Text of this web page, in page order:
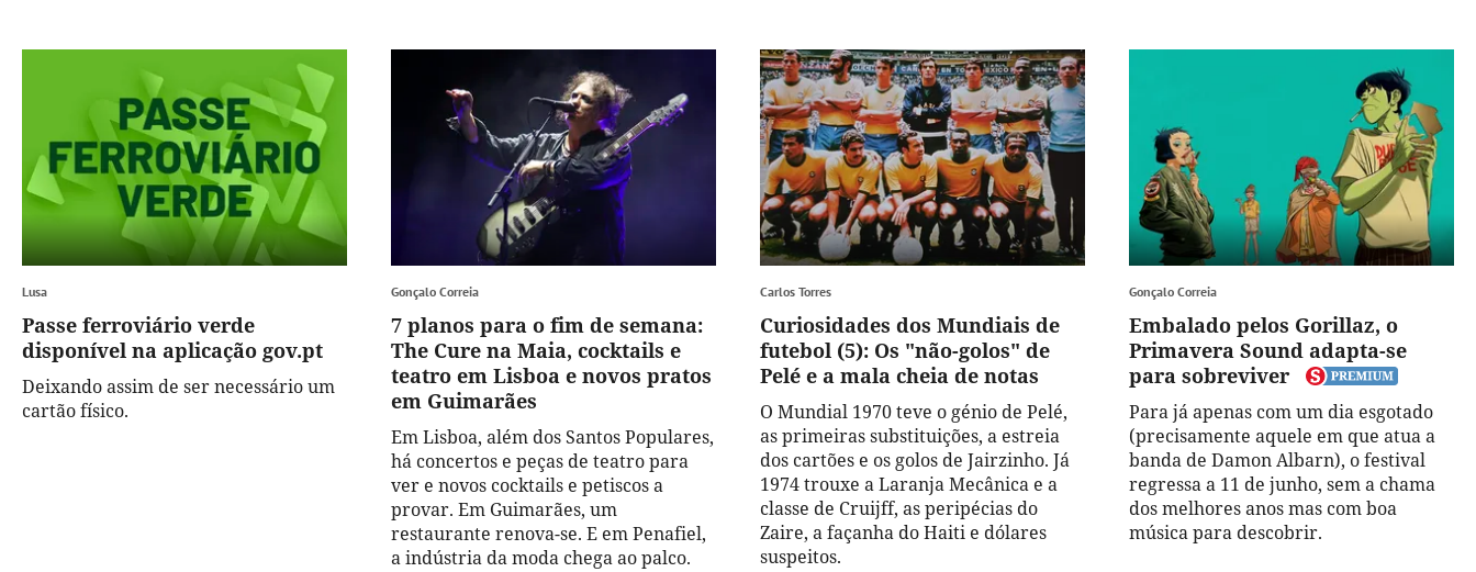
Lusa
Passe ferroviário verde
disponível na aplicação gov.pt
Deixando assim de ser necessário um
cartão físico.
Gonçalo Correia
7 planos para o fim de semana:
The Cure na Maia, cocktails e
teatro em Lisboa e novos pratos
em Guimarães
Em Lisboa, além dos Santos Populares,
há concertos e peças de teatro para
ver e novos cocktails e petiscos a
provar. Em Guimarães, um
restaurante renova-se. E em Penafiel,
a indústria da moda chega ao palco.
Carlos Torres
Curiosidades dos Mundiais de
futebol (5): Os "não-golos" de
Pelé e a mala cheia de notas
O Mundial 1970 teve o génio de Pelé,
as primeiras substituições, a estreia
dos cartões e os golos de Jairzinho. Já
1974 trouxe a Laranja Mecânica e a
classe de Cruijff, as peripécias do
Zaire, a façanha do Haiti e dólares
suspeitos.
Gonçalo Correia
Embalado pelos Gorillaz, o
Primavera Sound adapta-se
para sobreviver
Para já apenas com um dia esgotado
(precisamente aquele em que atua a
banda de Damon Albarn), o festival
regressa a 11 de junho, sem a chama
dos melhores anos mas com boa
música para descobrir.